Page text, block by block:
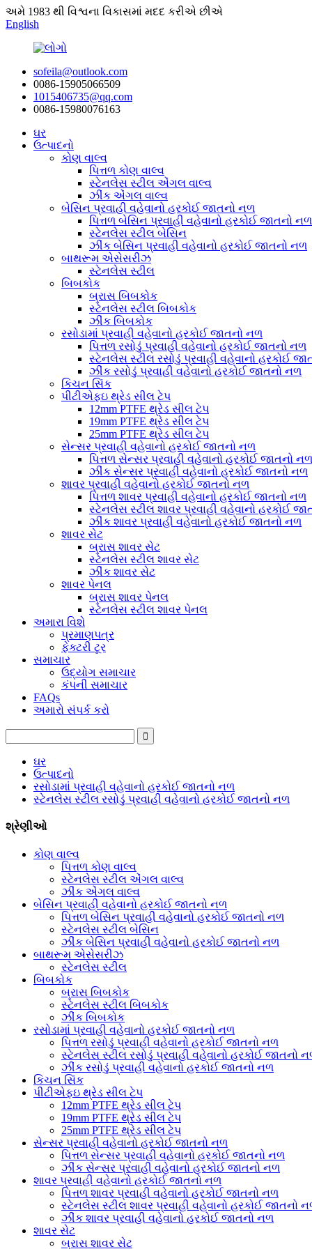
અમે 1983 થી વિશ્વના વિકાસમાં મદદ કરીએ છીએ
English
sofeila@outlook.com
0086-15905066509
1015406735@qq.com
0086-15980076163
ઘર
ઉત્પાદનો
કોણ વાલ્વ
પિત્તળ કોણ વાલ્વ
સ્ટેનલેસ સ્ટીલ એંગલ વાલ્વ
ઝીંક એંગલ વાલ્વ
બેસિન પ્રવાહી વહેવાનો હરકોઈ જાતનો નળ
પિત્તળ બેસિન પ્રવાહી વહેવાનો હરકોઈ જાતનો નળ
સ્ટેનલેસ સ્ટીલ બેસિન
ઝીંક બેસિન પ્રવાહી વહેવાનો હરકોઈ જાતનો નળ
બાથરૂમ એસેસરીઝ
સ્ટેનલેસ સ્ટીલ
બિબકોક
બ્રાસ બિબકોક
સ્ટેનલેસ સ્ટીલ બિબકોક
ઝીંક બિબકોક
રસોડામાં પ્રવાહી વહેવાનો હરકોઈ જાતનો નળ
પિત્તળ રસોડું પ્રવાહી વહેવાનો હરકોઈ જાતનો નળ
સ્ટેનલેસ સ્ટીલ રસોડું પ્રવાહી વહેવાનો હરકોઈ
ઝીંક રસોડું પ્રવાહી વહેવાનો હરકોઈ જાતનો નળ
કિચન સિંક
પીટીએફઇ થ્રેડ સીલ ટેપ
12mm PTFE થ્રેડ સીલ ટેપ
19mm PTFE થ્રેડ સીલ ટેપ
25mm PTFE થ્રેડ સીલ ટેપ
સેન્સર પ્રવાહી વહેવાનો હરકોઈ જાતનો નળ
પિત્તળ સેન્સર પ્રવાહી વહેવાનો હરકોઈ જાતનો નળ
ઝીંક સેન્સર પ્રવાહી વહેવાનો હરકોઈ જાતનો નળ
શાવર પ્રવાહી વહેવાનો હરકોઈ જાતનો નળ
પિત્તળ શાવર પ્રવાહી વહેવાનો હરકોઈ જાતનો નળ
સ્ટેનલેસ સ્ટીલ શાવર પ્રવાહી વહેવાનો હરકોઈ
ઝીંક શાવર પ્રવાહી વહેવાનો હરકોઈ જાતનો નળ
શાવર સેટ
બ્રાસ શાવર સેટ
સ્ટેનલેસ સ્ટીલ શાવર સેટ
ઝીંક શાવર સેટ
શાવર પેનલ
બ્રાસ શાવર પેનલ
સ્ટેનલેસ સ્ટીલ શાવર પેનલ
અમારા વિશે
પ્રમાણપત્ર
ફેક્ટરી ટૂર
સમાચાર
ઉદ્યોગ સમાચાર
કંપની સમાચાર
FAQs
અમારો સંપર્ક કરો
ઘર
ઉત્પાદનો
રસોડામાં પ્રવાહી વહેવાનો હરકોઈ જાતનો નળ
સ્ટેનલેસ સ્ટીલ રસોડું પ્રવાહી વહેવાનો હરકોઈ જાતનો નળ
શ્રેણીઓ
કોણ વાલ્વ
પિત્તળ કોણ વાલ્વ
સ્ટેનલેસ સ્ટીલ એંગલ વાલ્વ
ઝીંક એંગલ વાલ્વ
બેસિન પ્રવાહી વહેવાનો હરકોઈ જાતનો નળ
પિત્તળ બેસિન પ્રવાહી વહેવાનો હરકોઈ જાતનો નળ
સ્ટેનલેસ સ્ટીલ બેસિન
ઝીંક બેસિન પ્રવાહી વહેવાનો હરકોઈ જાતનો નળ
બાથરૂમ એસેસરીઝ
સ્ટેનલેસ સ્ટીલ
બિબકોક
બ્રાસ બિબકોક
સ્ટેનલેસ સ્ટીલ બિબકોક
ઝીંક બિબકોક
રસોડામાં પ્રવાહી વહેવાનો હરકોઈ જાતનો નળ
પિત્તળ રસોડું પ્રવાહી વહેવાનો હરકોઈ જાતનો નળ
સ્ટેનલેસ સ્ટીલ રસોડું પ્રવાહી વહેવાનો હરકોઈ જાતનો
ઝીંક રસોડું પ્રવાહી વહેવાનો હરકોઈ જાતનો નળ
કિચન સિંક
પીટીએફઇ થ્રેડ સીલ ટેપ
12mm PTFE થ્રેડ સીલ ટેપ
19mm PTFE થ્રેડ સીલ ટેપ
25mm PTFE થ્રેડ સીલ ટેપ
સેન્સર પ્રવાહી વહેવાનો હરકોઈ જાતનો નળ
પિત્તળ સેન્સર પ્રવાહી વહેવાનો હરકોઈ જાતનો નળ
ઝીંક સેન્સર પ્રવાહી વહેવાનો હરકોઈ જાતનો નળ
શાવર પ્રવાહી વહેવાનો હરકોઈ જાતનો નળ
પિત્તળ શાવર પ્રવાહી વહેવાનો હરકોઈ જાતનો નળ
સ્ટેનલેસ સ્ટીલ શાવર પ્રવાહી વહેવાનો હરકોઈ જાતનો
ઝીંક શાવર પ્રવાહી વહેવાનો હરકોઈ જાતનો નળ
શાવર સેટ
બ્રાસ શાવર સેટ